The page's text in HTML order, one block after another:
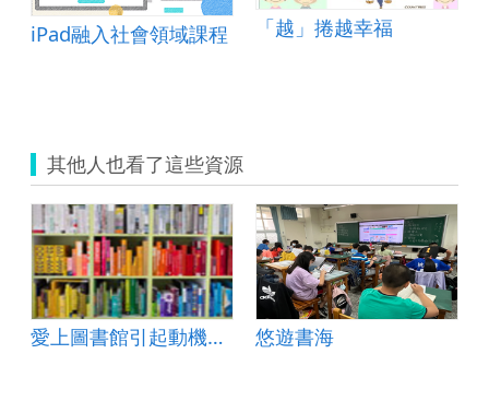
iPad融入社會領域課程 「越」捲越幸福
其他人也看了這些資源
愛上圖書館引起動機教案
悠遊書海